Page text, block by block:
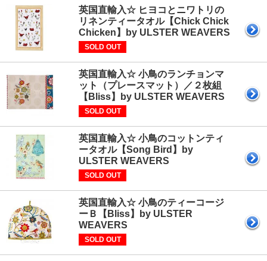
英国直輸入☆ ヒヨコとニワトリの
リネンティータオル【Chick Chick
Chicken】by ULSTER WEAVERS
SOLD OUT
英国直輸入☆ 小鳥のランチョンマ
ット（プレースマット）／２枚組
【Bliss】by ULSTER WEAVERS
SOLD OUT
英国直輸入☆ 小鳥のコットンティ
ータオル【Song Bird】by
ULSTER WEAVERS
SOLD OUT
英国直輸入☆ 小鳥のティーコージ
ーＢ【Bliss】by ULSTER
WEAVERS
SOLD OUT